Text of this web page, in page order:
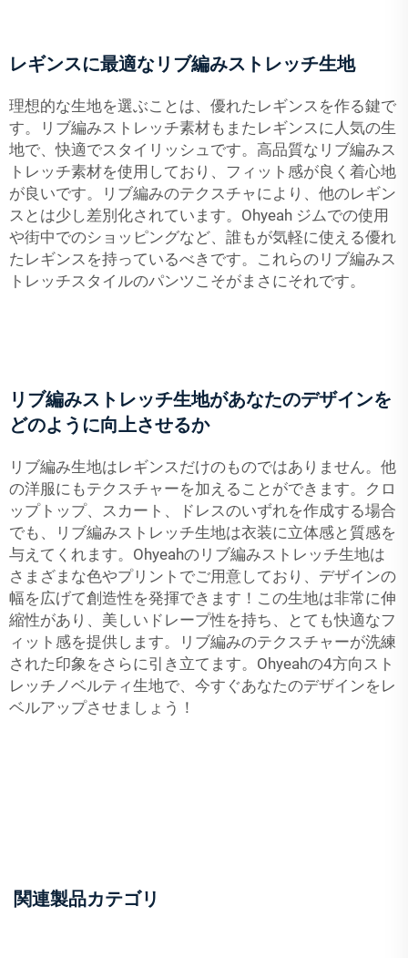
レギンスに最適なリブ編みストレッチ生地
理想的な生地を選ぶことは、優れたレギンスを作る鍵で
す。リブ編みストレッチ素材もまたレギンスに人気の生
地で、快適でスタイリッシュです。高品質なリブ編みス
トレッチ素材を使用しており、フィット感が良く着心地
が良いです。リブ編みのテクスチャにより、他のレギン
スとは少し差別化されています。Ohyeah ジムでの使用
や街中でのショッピングなど、誰もが気軽に使える優れ
たレギンスを持っているべきです。これらのリブ編みス
トレッチスタイルのパンツこそがまさにそれです。
リブ編みストレッチ生地があなたのデザインを
どのように向上させるか
リブ編み生地はレギンスだけのものではありません。他
の洋服にもテクスチャーを加えることができます。クロ
ップトップ、スカート、ドレスのいずれを作成する場合
でも、リブ編みストレッチ生地は衣装に立体感と質感を
与えてくれます。Ohyeahのリブ編みストレッチ生地は
さまざまな色やプリントでご用意しており、デザインの
幅を広げて創造性を発揮できます！この生地は非常に伸
縮性があり、美しいドレープ性を持ち、とても快適なフ
ィット感を提供します。リブ編みのテクスチャーが洗練
された印象をさらに引き立てます。Ohyeahの4方向スト
レッチノベルティ生地で、今すぐあなたのデザインをレ
ベルアップさせましょう！
関連製品カテゴリ